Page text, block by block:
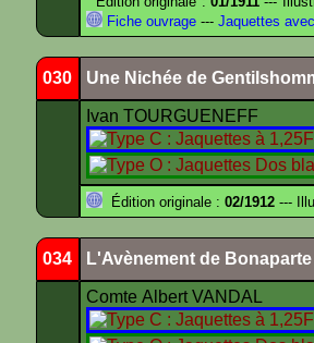
Fiche ouvrage --- Jaquettes
030 Une Nichée de
Ivan TOURGUENEFF
Édition originale : 02/1912 ---
034 L'Avènement de Bonaparte
Comte Albert VANDAL